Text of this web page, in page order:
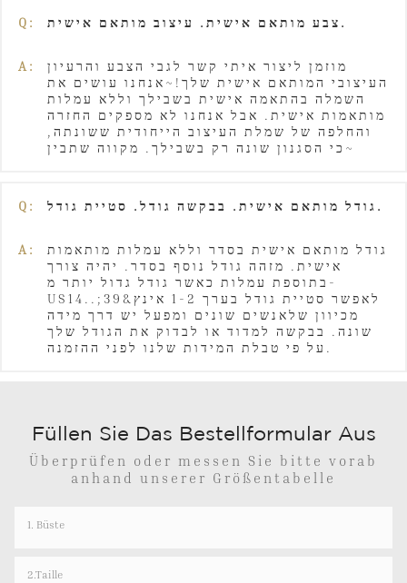
Q: צבע מותאם אישית. עיצוב מותאם אישית.
A:
מוזמן ליצור איתי קשר לגבי הצבע והרעיון
העיצובי המותאם אישית שלך!~אנחנו עושים את
השמלה בהתאמה אישית בשבילך וללא עמלות
מותאמות אישית. אבל אנחנו לא מספקים החזרה
והחלפה של שמלת העיצוב הייחודית ששונתה,
כי הסגנון שונה רק בשבילך. מקווה שתבין~
Q: גודל מותאם אישית. בבקשה גודל. סטיית גודל.
A:
גודל מותאם אישית בסדר וללא עמלות מותאמות
אישית. מזהה גודל נוסף בסדר. יהיה צורך
בתוספת עמלות כאשר גודל גדול יותר מ-
US14.לאפשר סטיית גודל בערך 1-2 אינץ&39;.
מכיוון שלאנשים שונים ומפעל יש דרך מידה
שונה. בבקשה למדוד או לבדוק את הגודל שלך
על פי טבלת המידות שלנו לפני ההזמנה.
Füllen Sie Das Bestellformular Aus
Überprüfen oder messen Sie bitte vorab
anhand unserer Größentabelle
1. Büste
2.Taille